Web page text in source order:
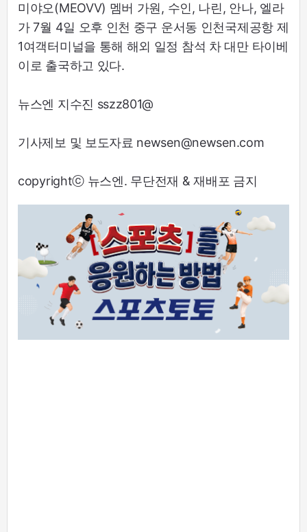
미야오(MEOVV) 멤버 가원, 수인, 나린, 안나, 엘라
가 7월 4일 오후 인천 중구 운서동 인천국제공항 제
1여객터미널을 통해 해외 일정 참석 차 대만 타이베
이로 출국하고 있다.
뉴스엔 지수진 sszz801@
기사제보 및 보도자료 newsen@newsen.com
copyrightⓒ 뉴스엔. 무단전재 & 재배포 금지